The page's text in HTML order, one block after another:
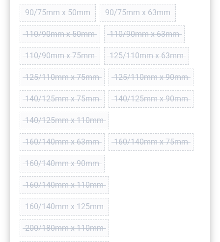
90/75mm x 50mm(Diese Option ist zurzeit nicht verfügbar.)
90/75mm x 63mm(Diese Option ist zurzeit
110/90mm x 50mm(Diese Option ist zurzeit nicht verfügbar.)
110/90mm x 63mm(Diese Option ist zurzeit
110/90mm x 75mm(Diese Option ist zurzeit nicht verfügbar.)
125/110mm x 63mm
(Diese Option ist
125/110mm x 75mm(Diese Option ist zurzeit nicht verfügbar.)
125/110mm x 90mm
(Diese Option ist
140/125mm x 75mm(Diese Option ist zurzeit nicht verfügbar.)
140/125mm x 90mm
(Diese Option ist
140/125mm x 110mm(Diese Option ist zurzeit nicht verfügbar.)
160/140mm x 63mm(Diese Option ist zurzeit nicht verfügbar.)
160/140mm x 75mm
(Diese Option ist
160/140mm x 90mm(Diese Option ist zurzeit nicht verfügbar.)
160/140mm x 110mm(Diese Option ist zurzeit nicht verfügbar.)
160/140mm x 125mm(Diese Option ist zurzeit nicht verfügbar.)
200/180mm x 110mm(Diese Option ist zurzeit nicht verfügbar.)